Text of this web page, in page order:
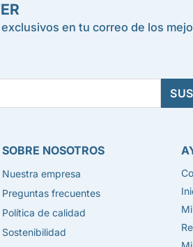
en tu correo de los
SOBRE NOSOTROS
Nuestra empresa
Preguntas frecuentes
Política de calidad
Sostenibilidad